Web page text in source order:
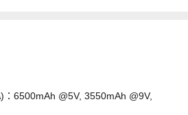
6500mAh @5V, 3550mAh @9V,